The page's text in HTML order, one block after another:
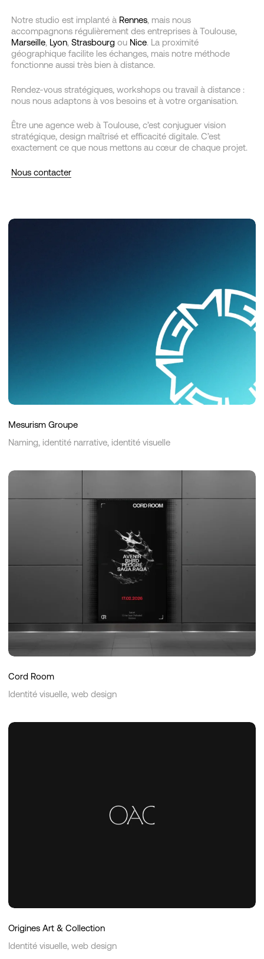
Notre studio est implanté à Rennes, mais nous
accompagnons régulièrement des entreprises à Toulouse,
Marseille, Lyon, Strasbourg ou Nice. La proximité
géographique facilite les échanges, mais notre méthode
fonctionne aussi très bien à distance.
Rendez-vous stratégiques, workshops ou travail à distance :
nous nous adaptons à vos besoins et à votre organisation.
Être une agence web à Toulouse, c’est conjuguer vision
stratégique, design maîtrisé et efficacité digitale. C’est
exactement ce que nous mettons au cœur de chaque projet.
Nous contacter
Mesurism
Mesurism Groupe
Naming, identité narrative, identité visuelle
Cord
Cord Room
Identité visuelle, web design
Origines
Origines Art & Collection
Identité visuelle, web design